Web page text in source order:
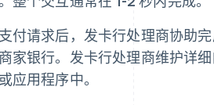
付请求后，发卡行处理商协助
家银行。发卡行处理商维护详
应用程序中。